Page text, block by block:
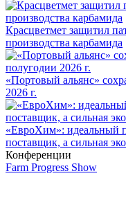
Красцветмет защитил
производства карбамида
«Портовый альянс»
2026 г.
«ЕвроХим»: идеальный
поставщик, а сильная
Конференции
Farm Progress Show